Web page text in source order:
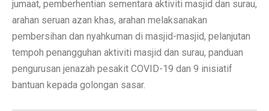
jumaat, pemberhentian sementara aktiviti masjid dan surau,
arahan seruan azan khas, arahan melaksanakan
pembersihan dan nyahkuman di masjid-masjid, pelanjutan
tempoh penangguhan aktiviti masjid dan surau, panduan
pengurusan jenazah pesakit COVID-19 dan 9 inisiatif
bantuan kepada golongan sasar.